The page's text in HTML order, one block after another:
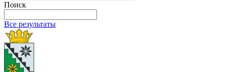
Поиск
Все результаты